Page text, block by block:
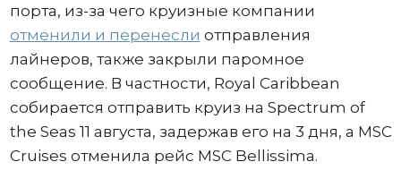
порта, из-за чего круизные компании
отменили и перенесли отправления
лайнеров, также закрыли паромное
сообщение. В частности, Royal Caribbean
собирается отправить круиз на Spectrum of
the Seas 11 августа, задержав его на 3 дня, а MSC
Cruises отменила рейс MSC Bellissima.